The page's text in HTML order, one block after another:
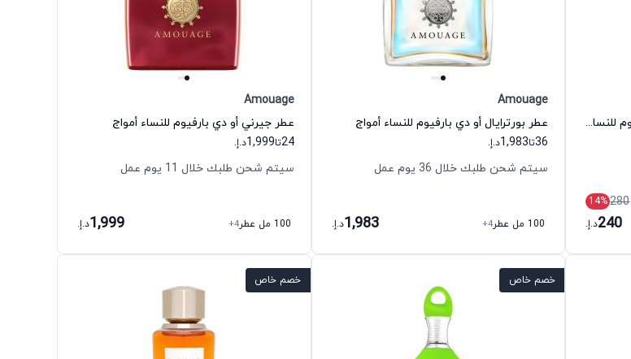
عطر ذي كوئين أوف شبا أو دي بارفيوم للنساء عطار كولكشن
280
14%
240د.إ.
Amouage
عطر بورترايال أو دي بارفيوم للنساء أمواج
36تا1,983د.إ.
سيتم شحن طلبك خلال 36 يوم عمل
100 مل عطر +4
1,983د.إ.
Amouage
عطر جيرني أو دي بارفيوم للنساء أمواج
24تا1,999د.إ.
سيتم شحن طلبك خلال 11 يوم عمل
100 مل عطر +4
1,999د.إ.
خصم خاص خصم خاص